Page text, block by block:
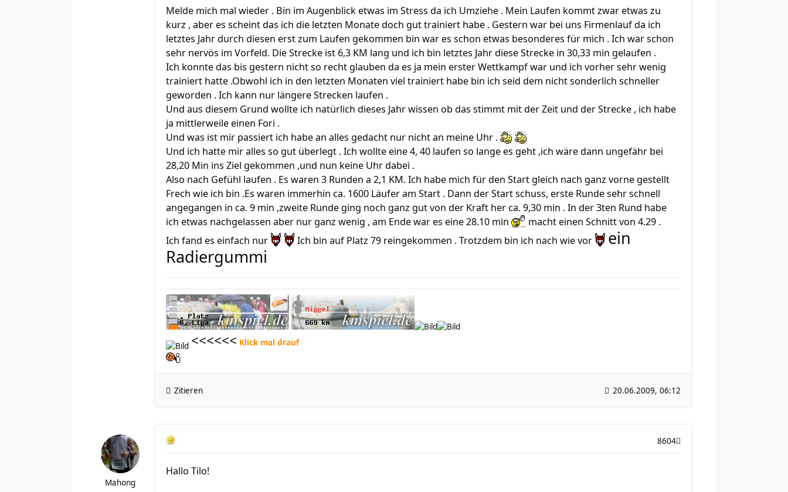
Melde mich mal wieder . Bin im Augenblick etwas im Stress da ich Umziehe . Mein Laufen kommt zwar etwas zu
kurz , aber es scheint das ich die letzten Monate doch gut trainiert habe . Gestern war bei uns Firmenlauf da ich
letztes Jahr durch diesen erst zum Laufen gekommen bin war es schon etwas besonderes für mich . Ich war schon
sehr nervös im Vorfeld. Die Strecke ist 6,3 KM lang und ich bin letztes Jahr diese Strecke in 30,33 min gelaufen .
Ich konnte das bis gestern nicht so recht glauben da es ja mein erster Wettkampf war und ich vorher sehr wenig
trainiert hatte .Obwohl ich in den letzten Monaten viel trainiert habe bin ich seid dem nicht sonderlich schneller
geworden . Ich kann nur längere Strecken laufen .
Und aus diesem Grund wollte ich natürlich dieses Jahr wissen ob das stimmt mit der Zeit und der Strecke , ich habe
ja mittlerweile einen Fori .
Und was ist mir passiert ich habe an alles gedacht nur nicht an meine Uhr .
Und ich hatte mir alles so gut überlegt . Ich wollte eine 4, 40 laufen so lange es geht ,ich wäre dann ungefähr bei
28,20 Min ins Ziel gekommen ,und nun keine Uhr dabei .
Also nach Gefühl laufen . Es waren 3 Runden a 2,1 KM. Ich habe mich für den Start gleich nach ganz vorne gestellt
Frech wie ich bin .Es waren immerhin ca. 1600 Läufer am Start . Dann der Start schuss, erste Runde sehr schnell
angegangen in ca. 9 min ,zweite Runde ging noch ganz gut von der Kraft her ca. 9,30 min . In der 3ten Rund habe
ich etwas nachgelassen aber nur ganz wenig , am Ende war es eine 28.10 min
macht einen Schnitt von 4.29 .
Ich fand es einfach nur
Ich bin auf Platz 79 reingekommen . Trotzdem bin ich nach wie vor
ein
Radiergummi
<<<<<< Klick mal drauf
Zitieren 20.06.2009, 06:12
Mahong
8604
Hallo Tilo!